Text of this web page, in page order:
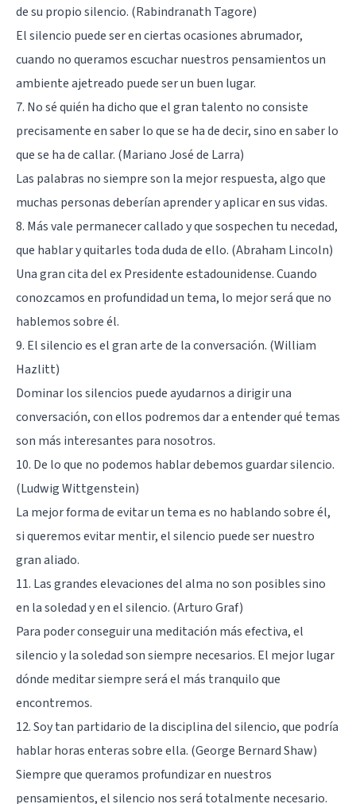
de su propio silencio. (Rabindranath Tagore)
El silencio puede ser en ciertas ocasiones abrumador,
cuando no queramos escuchar nuestros pensamientos un
ambiente ajetreado puede ser un buen lugar.
7. No sé quién ha dicho que el gran talento no consiste
precisamente en saber lo que se ha de decir, sino en saber lo
que se ha de callar. (Mariano José de Larra)
Las palabras no siempre son la mejor respuesta, algo que
muchas personas deberían aprender y aplicar en sus vidas.
8. Más vale permanecer callado y que sospechen tu necedad,
que hablar y quitarles toda duda de ello. (Abraham Lincoln)
Una gran cita del ex Presidente estadounidense. Cuando
conozcamos en profundidad un tema, lo mejor será que no
hablemos sobre él.
9. El silencio es el gran arte de la conversación. (William
Hazlitt)
Dominar los silencios puede ayudarnos a dirigir una
conversación, con ellos podremos dar a entender qué temas
son más interesantes para nosotros.
10. De lo que no podemos hablar debemos guardar silencio.
(Ludwig Wittgenstein)
La mejor forma de evitar un tema es no hablando sobre él,
si queremos evitar mentir, el silencio puede ser nuestro
gran aliado.
11. Las grandes elevaciones del alma no son posibles sino
en la soledad y en el silencio. (Arturo Graf)
Para poder conseguir una meditación más efectiva, el
silencio y la soledad son siempre necesarios. El mejor lugar
dónde meditar siempre será el más tranquilo que
encontremos.
12. Soy tan partidario de la disciplina del silencio, que podría
hablar horas enteras sobre ella. (George Bernard Shaw)
Siempre que queramos profundizar en nuestros
pensamientos, el silencio nos será totalmente necesario.